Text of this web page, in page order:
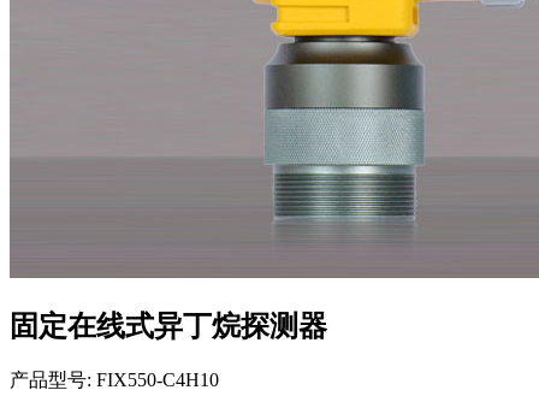
固定在线式异丁烷探测器
产品型号: FIX550-C4H10